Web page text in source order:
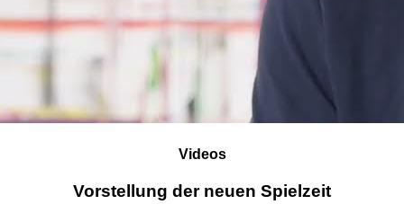
Videos
Vorstellung der neuen Spielzeit